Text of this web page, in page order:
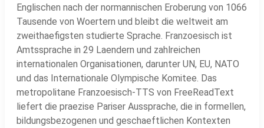
Englischen nach der normannischen Eroberung von 1066
Tausende von Woertern und bleibt die weltweit am
zweithaefigsten studierte Sprache. Franzoesisch ist
Amtssprache in 29 Laendern und zahlreichen
internationalen Organisationen, darunter UN, EU, NATO
und das Internationale Olympische Komitee. Das
metropolitane Franzoesisch-TTS von FreeReadText
liefert die praezise Pariser Aussprache, die in formellen,
bildungsbezogenen und geschaeftlichen Kontexten